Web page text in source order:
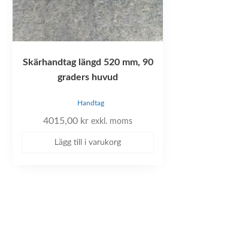
Skärhandtag längd 520 mm, 90
graders huvud
Handtag
4015,00 kr exkl. moms
Lägg till i varukorg